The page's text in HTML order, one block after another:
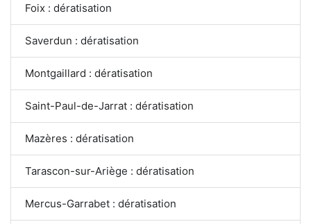
Foix : dératisation
Saverdun : dératisation
Montgaillard : dératisation
Saint-Paul-de-Jarrat : dératisation
Mazères : dératisation
Tarascon-sur-Ariège : dératisation
Mercus-Garrabet : dératisation